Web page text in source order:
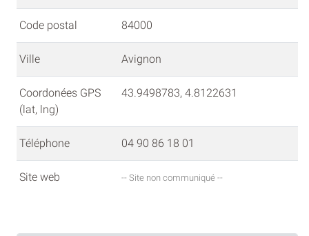
Code postal 84000
Ville Avignon
Coordonées GPS
(lat, lng)
43.9498783, 4.8122631
Téléphone 04 90 86 18 01
Site web -- Site non communiqué --